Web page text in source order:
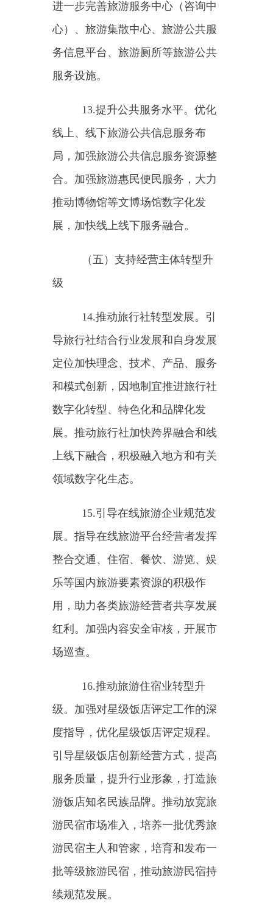
16.推动旅游住宿业转型升
级。加强对星级饭店评定工作的深
度指导，优化星级饭店评定规程。
引导星级饭店创新经营方式，提高
游饭店知名民族品牌。推动放宽旅
游民宿市场准入，培养一批优秀旅
游民宿主人和管家，培育和发布一
17.培育骨干企业和创新企
重点领域和产业链关键环节，分层
次培育一批骨干企业和创新企业，
（六）深化重点领域改革
18.深化旅游服务质量保证金
改革。开展旅游服务质量保证金总
结评估，根据评估情况进一步完善
旅游服务质量保证金制度。
19.支持旅行社、星级饭店拓
展经营范围。坚持同等质量标准，
府采购和服务外包，不得以星级、
所有制等为门槛限制相关企业参与
政府采购的住宿、会议、餐饮等项
目。
20.推动盘活闲置低效旅游项
目。优化完善盘活方式，根据项目
情况分类采取盘活措施，用好各类
企业盘活存量旅游项目与存量旅游
资产。
（七）提升旅游市场服务质
量
制。推动旅游业标准化、专业化、
品牌化发展，培育一批专业度高、
覆盖面广、影响力大、放心安全的
服务精品，充分发挥服务品牌对旅